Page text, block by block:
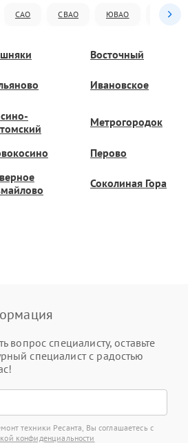
САО СВАО ЮВАО ЮАО
Восточный
Ивановское
Метрогородок
Перово
Соколиная Гора
вопрос специалисту, оставьте
специалист с радостью
техники Ресанта, Вы соглашаетесь с
конфиденциальности